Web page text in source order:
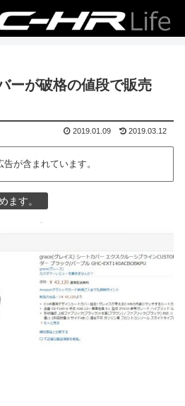
ーが破格の値段で販売
2019.01.09 2019.03.12
が含まれています。
ます。